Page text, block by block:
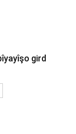
gird